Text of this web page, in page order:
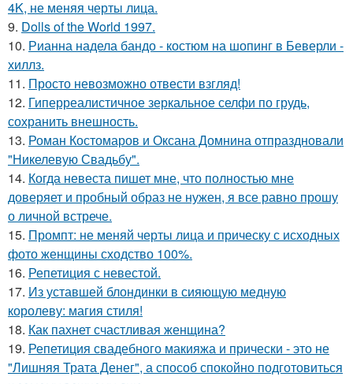
4K, не меняя черты лица.
9. Dolls of the World 1997.
10. Рианна надела бандо - костюм на шопинг в Беверли -
хиллз.
11. Просто невозможно отвести взгляд!
12. Гиперреалистичное зеркальное селфи по грудь,
сохранить внешность.
13. Роман Костомаров и Оксана Домнина отпраздновали
"Никелевую Свадьбу".
14. Когда невеста пишет мне, что полностью мне
доверяет и пробный образ не нужен, я все равно прошу
о личной встрече.
15. Промпт: не меняй черты лица и прическу с исходных
фото женщины сходство 100%.
16. Репетиция с невестой.
17. Из уставшей блондинки в сияющую медную
королеву: магия стиля!
18. Как пахнет счастливая женщина?
19. Репетиция свадебного макияжа и прически - это не
"Лишняя Трата Денег", а способ спокойно подготовиться